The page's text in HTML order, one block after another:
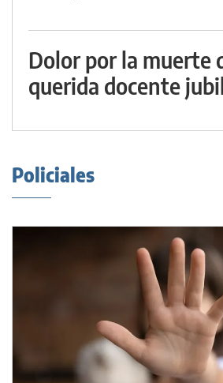
Dolor por la muerte
querida docente
Policiales